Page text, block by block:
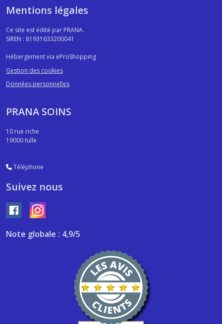
Mentions légales
Ce site est édité par PRANA.
SIREN : 81931633200041
Hébergement via eProShopping
Gestion des cookies
Données personnelles
PRANA SOINS
10 rue riche
19000tulle
Téléphone
Suivez nous
Note globale : 4,9/5